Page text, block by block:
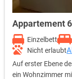
Appartement 6
Einzelbett
Nicht erlaubt
Auf erster Ebene
ein Wohnzimmer